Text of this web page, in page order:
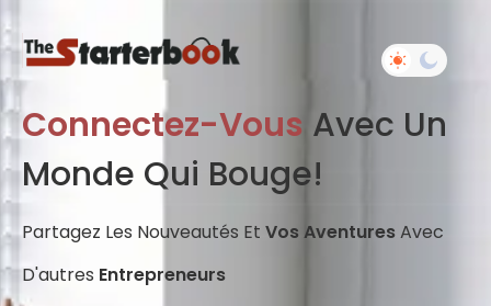
Connectez-Vous Avec Un
Monde Qui Bouge!
Partagez Les Nouveautés Et Vos AventuresAvec
D'autres Entrepreneurs